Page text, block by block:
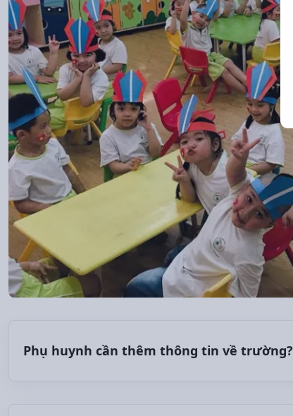
Phụ huynh cần thêm thông tin về trường?